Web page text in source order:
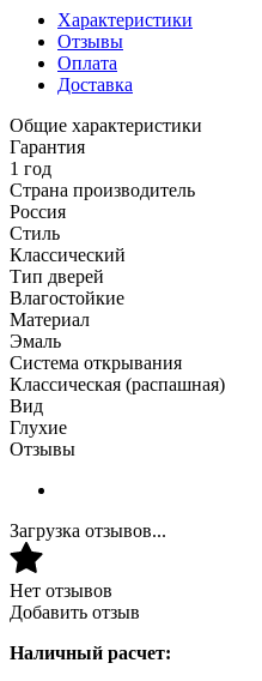
Характеристики
Отзывы
Оплата
Доставка
Общие характеристики
Гарантия
1 год
Страна производитель
Россия
Стиль
Классический
Тип дверей
Влагостойкие
Материал
Эмаль
Система открывания
Классическая (распашная)
Вид
Глухие
Отзывы
Загрузка отзывов...
Нет отзывов
Добавить отзыв
Наличный расчет: